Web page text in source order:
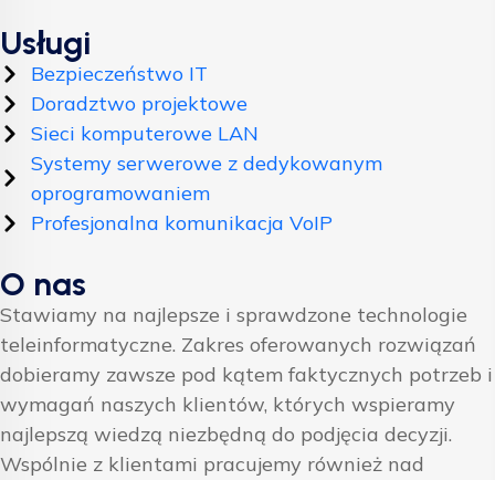
Usługi
Bezpieczeństwo IT
Doradztwo projektowe
Sieci komputerowe LAN
Systemy serwerowe z dedykowanym
oprogramowaniem
Profesjonalna komunikacja VoIP
O nas
Stawiamy na najlepsze i sprawdzone technologie
teleinformatyczne. Zakres oferowanych rozwiązań
dobieramy zawsze pod kątem faktycznych potrzeb i
wymagań naszych klientów, których wspieramy
najlepszą wiedzą niezbędną do podjęcia decyzji.
Wspólnie z klientami pracujemy również nad